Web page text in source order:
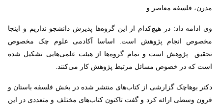
مدرن، فلسفه معاصر و …
وی ادامه داد: در هیچ‌کدام از این گروه‌ها پذیرش دانشجو نداریم و اینجا
مخصوص انجام پژوهش‌ است. اساسا آکادمی علوم چک مخصوص
تحقیق پژوهش است و تمام گروه‌ها از هیئت علمی‌هایی تشکیل شده
است که در خصوص مسائل مرتبط پژوهش کار می‌کنند.
دکتر بوهاچک گزارشی از کتاب‌های منتشر شده در بخش فلسفه باستان و
قرون وسطی ارائه کرد و گفت تاکنون کتاب‌های مختلف و متعددی در این